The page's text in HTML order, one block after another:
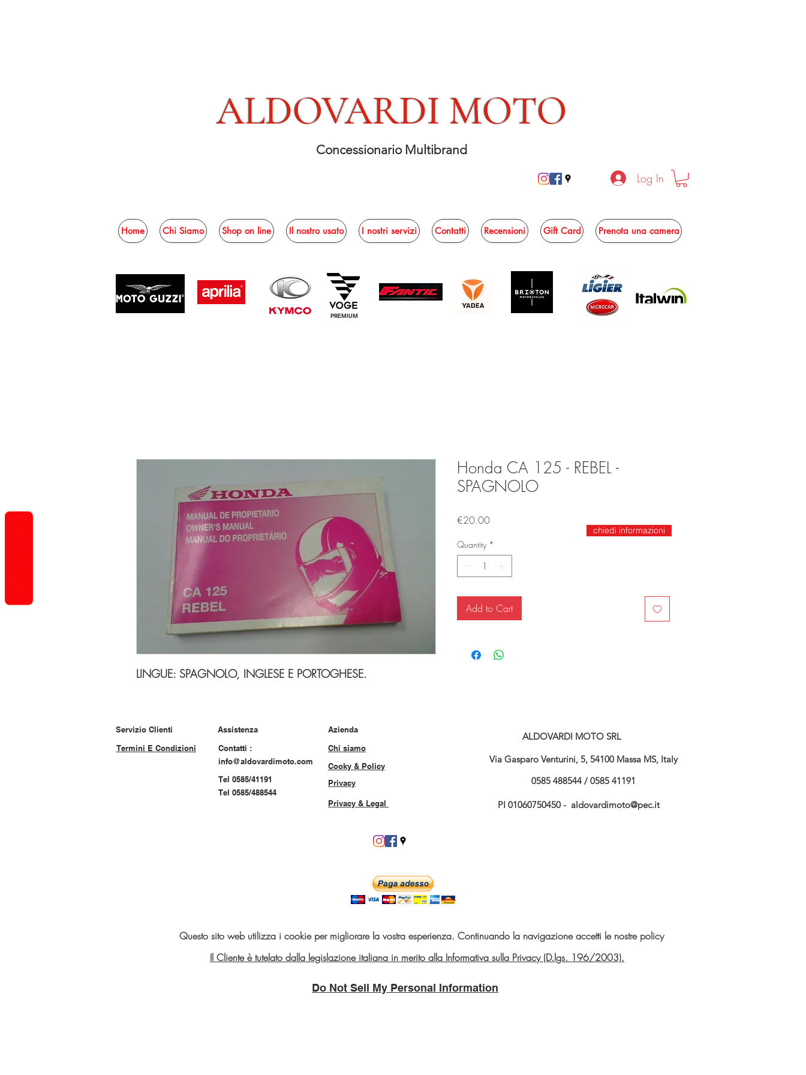
ALDOVARDI MOTO
Concessionario Multibrand
Log In
Home Chi Siamo Shop on line Il nostro usato I nostri servizi Contatti Recensioni Gift Card Prenota una camera
PREMIUM
LINGUE: SPAGNOLO, INGLESE E PORTOGHESE.
Honda CA 125 - REBEL -
SPAGNOLO
€20.00Price
Quantity *
Add to Cart
chiedi informazioni
Servizio Clienti
Termini E Condizioni
Assistenza
Contatti :
info@aldovardimoto.com
Tel 0585/41191
Tel 0585/488544
Azienda
Chi siamo
Cooky & Policy
Privacy
Privacy & Legal
ALDOVARDI MOTO SRL
Via Gasparo Venturini, 5, 54100 Massa MS, Italy
0585 488544 / 0585 41191
PI 01060750450 - aldovardimoto@pec.it
Questo sito web utilizza i cookie per migliorare la vostra esperienza. Continuando la navigazione accetti le nostre policy
Il Cliente è tutelato dalla legislazione italiana in merito alla Informativa sulla Privacy (D.lgs. 196/2003).
Do Not Sell My Personal Information